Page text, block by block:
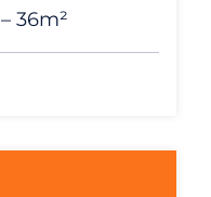
– 36m²